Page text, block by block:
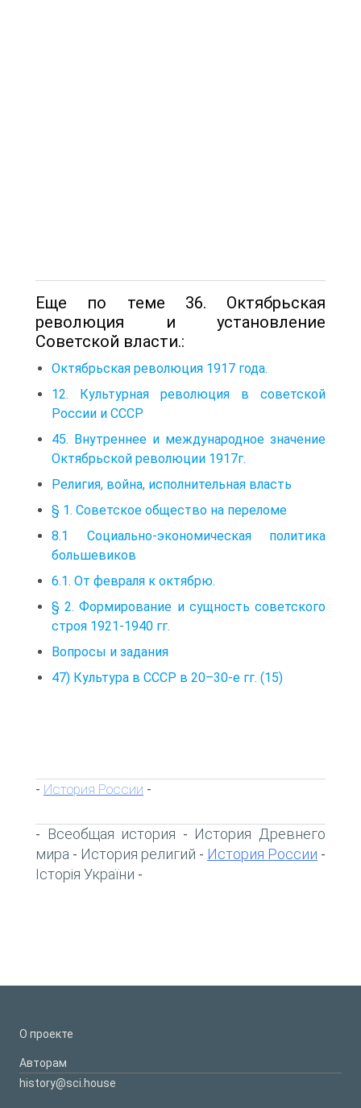
Еще по теме 36. Октябрьская
революция и установление
Советской власти.:
Октябрьская революция 1917 года.
12. Культурная революция в советской
России и СССР
45. Внутреннее и международное значение
Октябрьской революции 1917г.
Религия, война, исполнительная власть
§ 1. Советское общество на переломе
8.1 Социально-экономическая политика
большевиков
6.1. От февраля к октябрю.
§ 2. Формирование и сущность советского
строя 1921-1940 гг.
Вопросы и задания
47) Культура в СССР в 20–30-е гг. (15)
- История России -
- Всеобщая история - История Древнего
мира - История религий - История России -
Історія України -
О проекте
Авторам
history@sci.house